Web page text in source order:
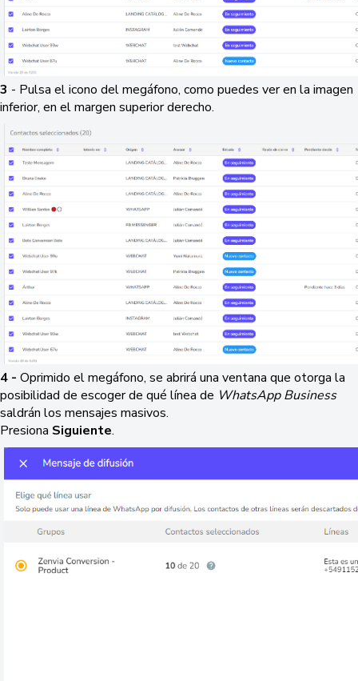
3 - Pulsa el icono del megáfono, como puedes ver en la imagen
inferior, en el margen superior derecho.
4 - Oprimido el megáfono, se abrirá una ventana que otorga la
posibilidad de escoger de qué línea de WhatsApp Business
saldrán los mensajes masivos.
Presiona Siguiente.